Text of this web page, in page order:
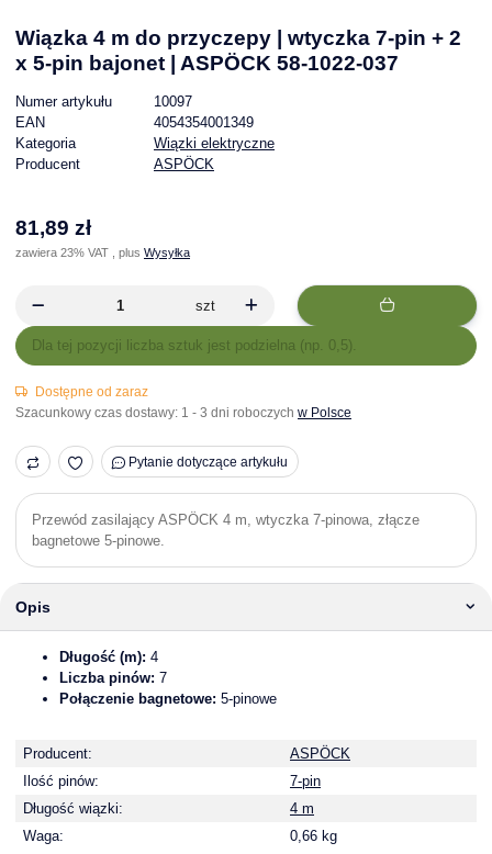
Wiązka 4 m do przyczepy | wtyczka 7-pin + 2
x 5-pin bajonet | ASPÖCK 58-1022-037
Numer artykułu
10097
EAN
4054354001349
Kategoria
Wiązki elektryczne
Producent
ASPÖCK
81,89 zł
zawiera 23% VAT , plus Wysyłka
szt
xDla tej pozycji liczba sztuk jest podzielna (np. 0,5).
Dostępne od zaraz
Szacunkowy czas dostawy: 1 - 3 dni roboczych w Polsce
Pytanie dotyczące artykułu
Przewód zasilający ASPÖCK 4 m, wtyczka 7-pinowa, złącze
bagnetowe 5-pinowe.
Opis
Długość (m): 4
Liczba pinów: 7
Połączenie bagnetowe: 5-pinowe
Producent:
ASPÖCK
Ilość pinów:
7-pin
Długość wiązki:
4 m
Waga:
0,66 kg